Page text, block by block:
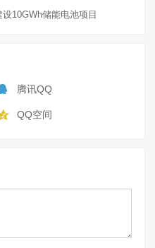
10GWh储能电池项目
腾讯QQ
QQ空间